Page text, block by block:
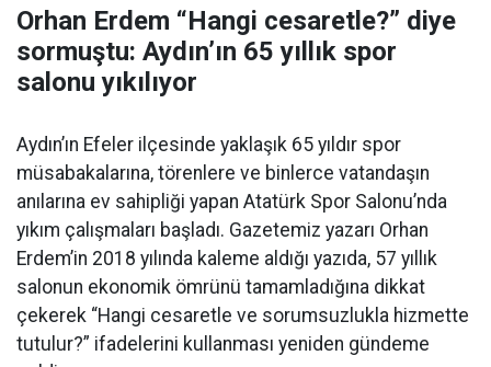
Orhan Erdem “Hangi cesaretle?” diye
sormuştu: Aydın’ın 65 yıllık spor
salonu yıkılıyor
Aydın’ın Efeler ilçesinde yaklaşık 65 yıldır spor
müsabakalarına, törenlere ve binlerce vatandaşın
anılarına ev sahipliği yapan Atatürk Spor Salonu’nda
yıkım çalışmaları başladı. Gazetemiz yazarı Orhan
Erdem’in 2018 yılında kaleme aldığı yazıda, 57 yıllık
salonun ekonomik ömrünü tamamladığına dikkat
çekerek “Hangi cesaretle ve sorumsuzlukla hizmette
tutulur?” ifadelerini kullanması yeniden gündeme